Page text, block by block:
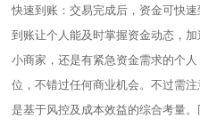
快速到账：交易完成后，资金可快
到账让个人能及时掌握资金动态，
小商家，还是有紧急资金需求的个
位，不错过任何商业机会。不过需
是基于风控及成本效益的综合考量